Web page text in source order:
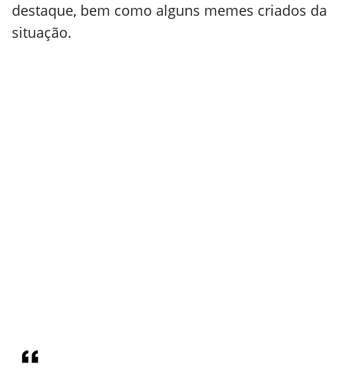
destaque, bem como alguns memes criados da
situação.